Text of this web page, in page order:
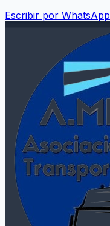
Escribir por WhatsApp